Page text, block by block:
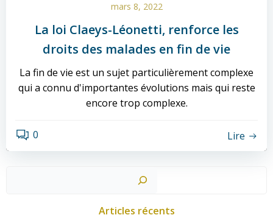
mars 8, 2022
La loi Claeys-Léonetti, renforce les
droits des malades en fin de vie
La fin de vie est un sujet particulièrement complexe
qui a connu d'importantes évolutions mais qui reste
encore trop complexe.
0 Lire
Rechercher
Articles récents